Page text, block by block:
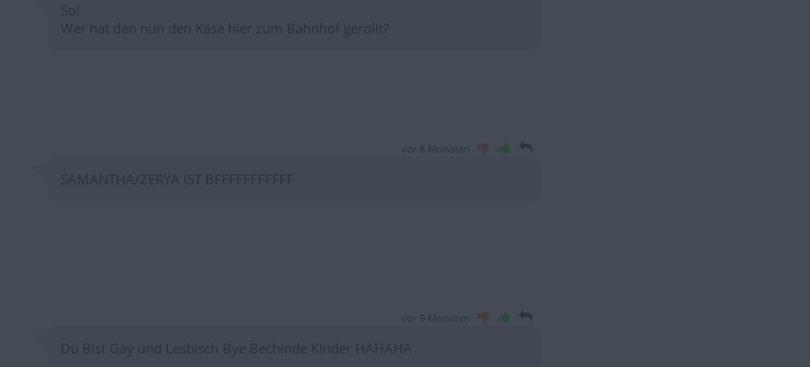
So!
Wer hat den nun den Käse hier zum Bahnhof gerollt?
vor 8 Monaten
SAMANTHA/ZERYA IST BFFFFFFFFFFF
vor 9 Monaten
Du Bist Gay und Lesbisch Bye Bechinde Kinder HAHAHA